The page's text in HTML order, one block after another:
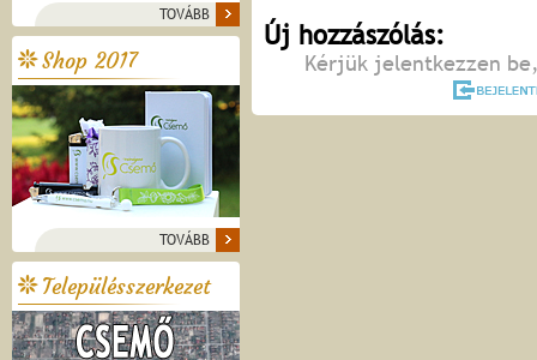
TOVÁBB
Shop 2017
TOVÁBB
Településszerkezet
Új hozzászólás:
Kérjük jelentkezzen